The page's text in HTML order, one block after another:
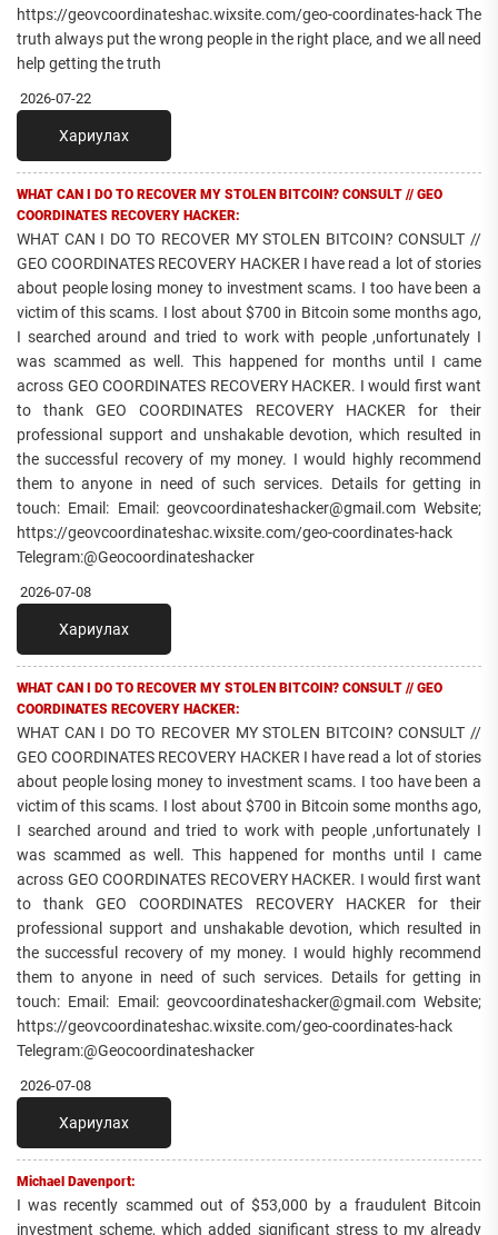
https://geovcoordinateshac.wixsite.com/geo-coordinates-hack The
truth always put the wrong people in the right place, and we all need
help getting the truth
2026-07-22
Хариулах
WHAT CAN I DO TO RECOVER MY STOLEN BITCOIN? CONSULT // GEO
COORDINATES RECOVERY HACKER:
WHAT CAN I DO TO RECOVER MY STOLEN BITCOIN? CONSULT //
GEO COORDINATES RECOVERY HACKER I have read a lot of stories
about people losing money to investment scams. I too have been a
victim of this scams. I lost about $700 in Bitcoin some months ago,
I searched around and tried to work with people ,unfortunately I
was scammed as well. This happened for months until I came
across GEO COORDINATES RECOVERY HACKER. I would first want
to thank GEO COORDINATES RECOVERY HACKER for their
professional support and unshakable devotion, which resulted in
the successful recovery of my money. I would highly recommend
them to anyone in need of such services. Details for getting in
touch: Email: Email: geovcoordinateshacker@gmail.com Website;
https://geovcoordinateshac.wixsite.com/geo-coordinates-hack
Telegram:@Geocoordinateshacker
2026-07-08
Хариулах
WHAT CAN I DO TO RECOVER MY STOLEN BITCOIN? CONSULT // GEO
COORDINATES RECOVERY HACKER:
WHAT CAN I DO TO RECOVER MY STOLEN BITCOIN? CONSULT //
GEO COORDINATES RECOVERY HACKER I have read a lot of stories
about people losing money to investment scams. I too have been a
victim of this scams. I lost about $700 in Bitcoin some months ago,
I searched around and tried to work with people ,unfortunately I
was scammed as well. This happened for months until I came
across GEO COORDINATES RECOVERY HACKER. I would first want
to thank GEO COORDINATES RECOVERY HACKER for their
professional support and unshakable devotion, which resulted in
the successful recovery of my money. I would highly recommend
them to anyone in need of such services. Details for getting in
touch: Email: Email: geovcoordinateshacker@gmail.com Website;
https://geovcoordinateshac.wixsite.com/geo-coordinates-hack
Telegram:@Geocoordinateshacker
2026-07-08
Хариулах
Michael Davenport:
I was recently scammed out of $53,000 by a fraudulent Bitcoin
investment scheme, which added significant stress to my already